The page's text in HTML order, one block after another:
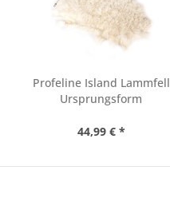
Profeline Island Lammfell
Ursprungsform
44,99 € *